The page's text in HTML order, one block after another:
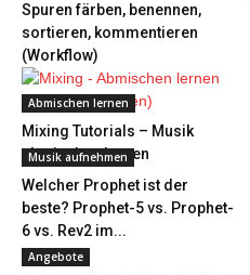
Spuren färben, benennen,
sortieren, kommentieren
(Workflow)
Abmischen lernen
Mixing Tutorials – Musik
abmischen lernen
Musik aufnehmen
Welcher Prophet ist der
beste? Prophet-5 vs. Prophet-
6 vs. Rev2 im...
Angebote